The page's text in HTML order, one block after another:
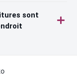
sont